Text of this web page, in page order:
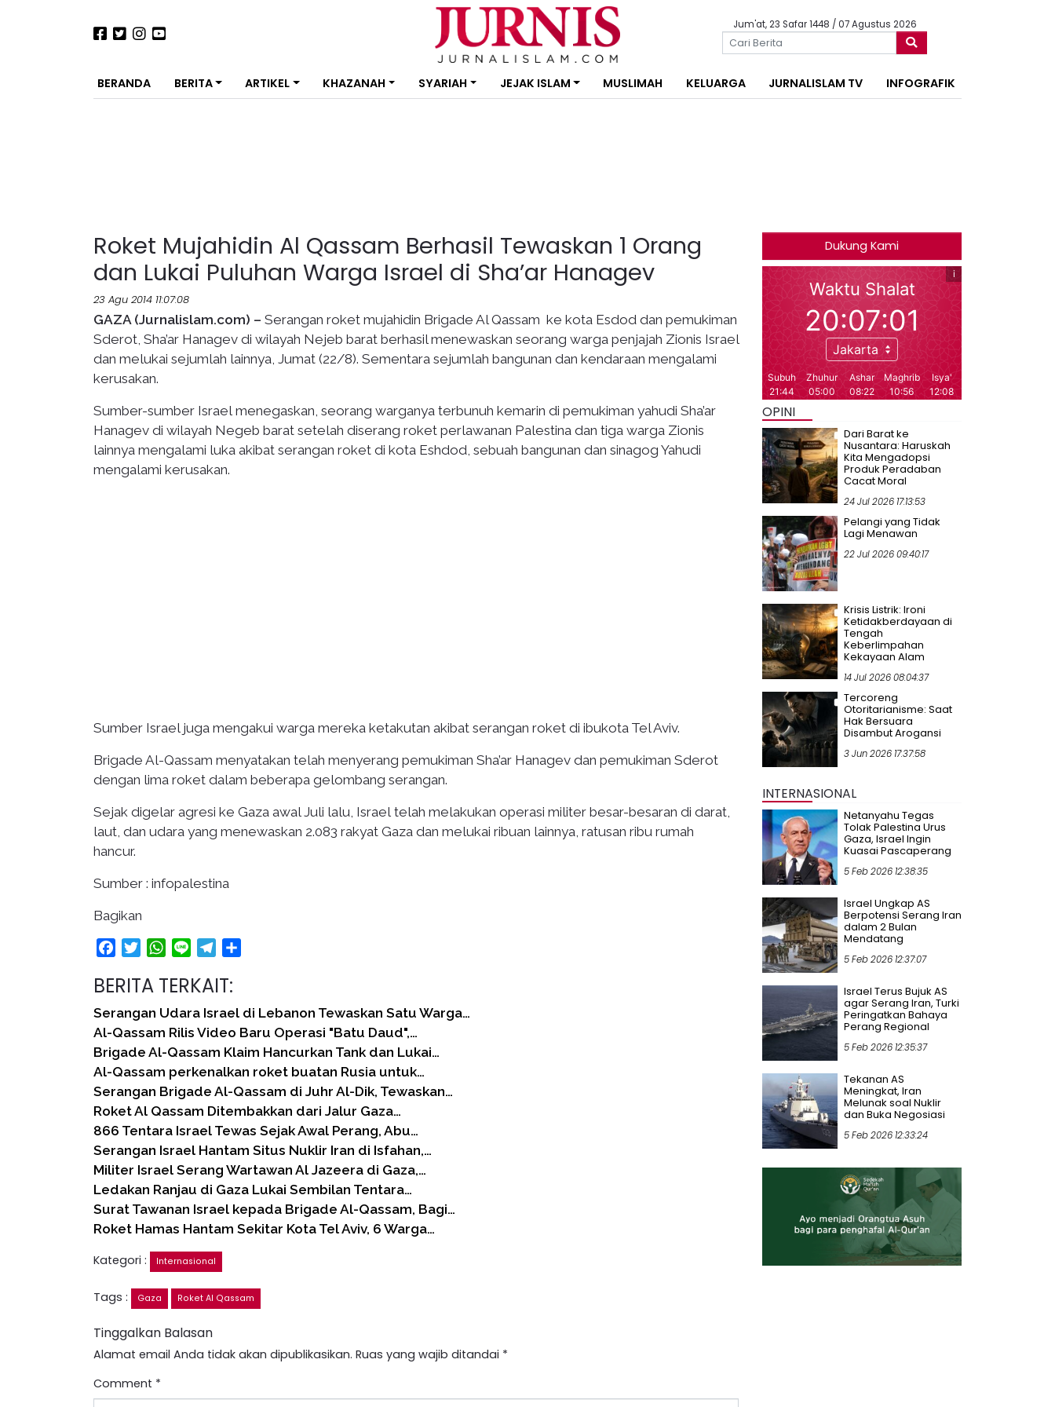
Jum'at, 23 Safar 1448 / 07 Agustus 2026
BERANDA BERITA ARTIKEL KHAZANAH SYARIAH JEJAK ISLAM MUSLIMAH KELUARGA JURNALISLAM TV INFOGRAFIK
Roket Mujahidin Al Qassam Berhasil Tewaskan 1 Orang
dan Lukai Puluhan Warga Israel di Sha’ar Hanagev
23 Agu 2014 11:07:08
GAZA (Jurnalislam.com) – Serangan roket mujahidin Brigade Al Qassam ke kota Esdod dan pemukiman
Sderot, Sha’ar Hanagev di wilayah Nejeb barat berhasil menewaskan seorang warga penjajah Zionis Israel
dan melukai sejumlah lainnya, Jumat (22/8). Sementara sejumlah bangunan dan kendaraan mengalami
kerusakan.
Sumber-sumber Israel menegaskan, seorang warganya terbunuh kemarin di pemukiman yahudi Sha’ar
Hanagev di wilayah Negeb barat setelah diserang roket perlawanan Palestina dan tiga warga Zionis
lainnya mengalami luka akibat serangan roket di kota Eshdod, sebuah bangunan dan sinagog Yahudi
mengalami kerusakan.
Sumber Israel juga mengakui warga mereka ketakutan akibat serangan roket di ibukota Tel Aviv.
Brigade Al-Qassam menyatakan telah menyerang pemukiman Sha’ar Hanagev dan pemukiman Sderot
dengan lima roket dalam beberapa gelombang serangan.
Sejak digelar agresi ke Gaza awal Juli lalu, Israel telah melakukan operasi militer besar-besaran di darat,
laut, dan udara yang menewaskan 2.083 rakyat Gaza dan melukai ribuan lainnya, ratusan ribu rumah
hancur.
Sumber : infopalestina
Bagikan
FacebookTwitterWhatsApp
Line Telegram
BERITA TERKAIT:
Serangan Udara Israel di Lebanon Tewaskan Satu Warga…
Al-Qassam Rilis Video Baru Operasi "Batu Daud",…
Brigade Al-Qassam Klaim Hancurkan Tank dan Lukai…
Al-Qassam perkenalkan roket buatan Rusia untuk…
Serangan Brigade Al-Qassam di Juhr Al-Dik, Tewaskan…
Roket Al Qassam Ditembakkan dari Jalur Gaza…
866 Tentara Israel Tewas Sejak Awal Perang, Abu…
Serangan Israel Hantam Situs Nuklir Iran di Isfahan,…
Militer Israel Serang Wartawan Al Jazeera di Gaza,…
Ledakan Ranjau di Gaza Lukai Sembilan Tentara…
Surat Tawanan Israel kepada Brigade Al-Qassam, Bagi…
Roket Hamas Hantam Sekitar Kota Tel Aviv, 6 Warga…
Kategori :
Internasional
Tags : Gaza Roket Al Qassam
Tinggalkan Balasan
Alamat email Anda tidak akan dipublikasikan. Ruas yang wajib ditandai *
Comment *
Dukung Kami
OPINI
Dari Barat ke
Nusantara: Haruskah
Kita Mengadopsi
Produk Peradaban
Cacat Moral
24 Jul 2026 17:13:53
Pelangi yang Tidak
Lagi Menawan
22 Jul 2026 09:40:17
Krisis Listrik: Ironi
Ketidakberdayaan di
Tengah
Keberlimpahan
Kekayaan Alam
14 Jul 2026 08:04:37
Tercoreng
Otoritarianisme: Saat
Hak Bersuara
Disambut Arogansi
3 Jun 2026 17:37:58
INTERNASIONAL
Netanyahu Tegas
Tolak Palestina Urus
Gaza, Israel Ingin
Kuasai Pascaperang
5 Feb 2026 12:38:35
Israel Ungkap AS
Berpotensi Serang Iran
dalam 2 Bulan
Mendatang
5 Feb 2026 12:37:07
Israel Terus Bujuk AS
agar Serang Iran, Turki
Peringatkan Bahaya
Perang Regional
5 Feb 2026 12:35:37
Tekanan AS
Meningkat, Iran
Melunak soal Nuklir
dan Buka Negosiasi
5 Feb 2026 12:33:24